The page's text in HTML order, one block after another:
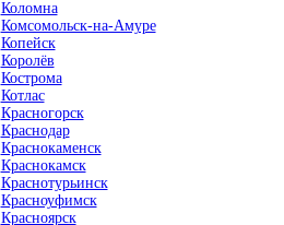
Коломна
Комсомольск-на-Амуре
Копейск
Королёв
Кострома
Котлас
Красногорск
Краснодар
Краснокаменск
Краснокамск
Краснотурьинск
Красноуфимск
Красноярск